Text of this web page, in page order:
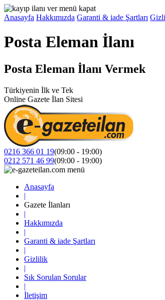
Anasayfa Hakkımızda Garanti & iade Şartları
Posta Eleman İlanı
Posta Eleman İlanı Vermek
Türkiyenin İlk ve Tek
Online Gazete İlan Sitesi
0216 366 01 19(09:00 - 19:00)
0212 571 46 99(09:00 - 19:00)
Anasayfa
|
Gazete İlanları
|
Hakkımızda
|
Garanti & iade Şartları
|
Gizlilik
|
Sık Sorulan Sorular
|
İletişim